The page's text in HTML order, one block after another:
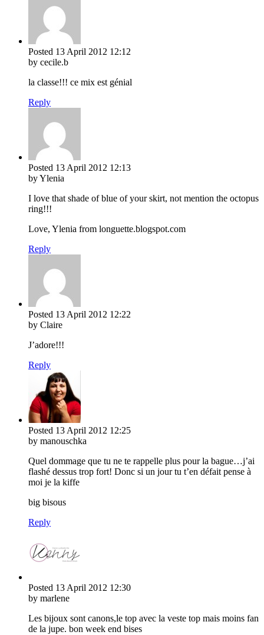
Posted 13 April 2012 12:12
by cecile.b
la classe!!! ce mix est génial
Reply
Posted 13 April 2012 12:13
by Ylenia
I love that shade of blue of your skirt, not mention the octopus
ring!!!
Love, Ylenia from longuette.blogspot.com
Reply
Posted 13 April 2012 12:22
by Claire
J’adore!!!
Reply
Posted 13 April 2012 12:25
by manouschka
Quel dommage que tu ne te rappelle plus pour la bague…j’ai
flashé dessus trop fort! Donc si un jour tu t’en défait pense à
moi je la kiffe
big bisous
Reply
Posted 13 April 2012 12:30
by marlene
Les bijoux sont canons,le top avec la veste top mais moins fan
de la jupe. bon week end bises